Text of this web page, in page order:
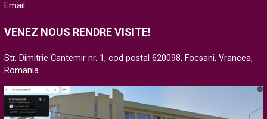
Email:
VENEZ NOUS RENDRE VISITE!
Str. Dimitrie Cantemir nr. 1, cod postal 620098, Focsani, Vrancea,
Romania